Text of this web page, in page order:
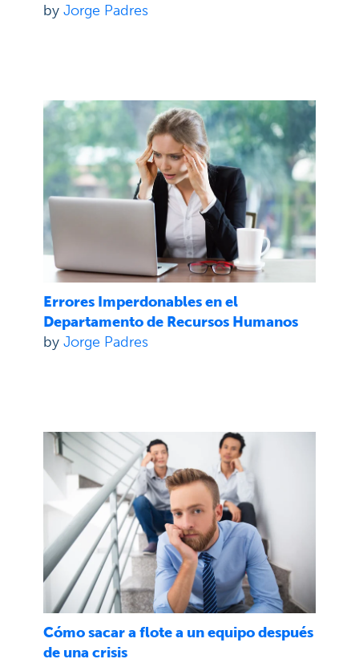
by Jorge Padres
Errores Imperdonables en el
Departamento de Recursos Humanos
by Jorge Padres
Cómo sacar a flote a un equipo después
de una crisis